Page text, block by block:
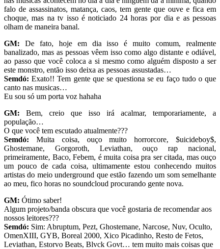
falo de assassinatos, matança, caos, tem gente que ouve e fica em
choque, mas na tv isso é noticiado 24 horas por dia e as pessoas
olham de maneira banal.
GM: De fato, hoje em dia isso é muito comum, realmente
banalizado, mas as pessoas vêem isso como algo distante e odiável,
ao passo que você coloca a si mesmo como alguém disposto a ser
este monstro, então isso deixa as pessoas assustadas…
Semdó: Exato!! Tem gente que se questiona se eu faço tudo o que
canto nas musicas…
Eu sou só um porta voz hahaha
GM: Bem, creio que isso irá acalmar, temporariamente, a
população…
O que você tem escutado atualmente???
Semdó: Muita coisa, ouço muito horrorcore, $uicideboy$,
Ghostemane, Gorgoroth, Leviathan, ouço rap nacional,
primeiramente, Baco, Febem, é muita coisa pra ser citada, mas ouço
um pouco de cada coisa, ultimamente estou conhecendo muitos
artistas do meio underground que estão fazendo um som semelhante
ao meu, fico horas no soundcloud procurando gente nova.
GM: Ótimo saber!
Algum projeto/banda obscura que você gostaria de recomendar aos
nossos leitores???
Semdó: Sim: Abruptum, Pezt, Ghostemane, Narcose, Nuv, Oculto,
OmenXIII, GYB, Boreal 2000, Xico Picadinho, Resto de Fetos,
Leviathan, Estorvo Beats, Blvck Govt… tem muito mais coisas que